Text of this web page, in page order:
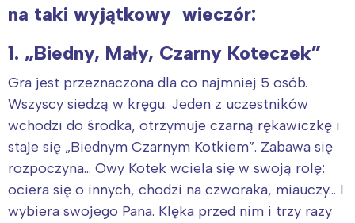
na taki wyjątkowy wieczór:
1. „Biedny, Mały, Czarny Koteczek”
Gra jest przeznaczona dla co najmniej 5 osób.
Wszyscy siedzą w kręgu. Jeden z uczestników
wchodzi do środka, otrzymuje czarną rękawiczkę i
staje się „Biednym Czarnym Kotkiem”. Zabawa się
rozpoczyna… Owy Kotek wciela się w swoją rolę:
ociera się o innych, chodzi na czworaka, miauczy… I
wybiera swojego Pana. Klęka przed nim i trzy razy